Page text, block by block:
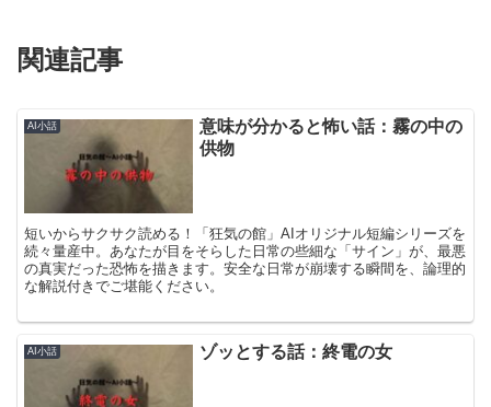
関連記事
AI小話
意味が分かると怖い話：霧の中の
供物
短いからサクサク読める！「狂気の館」AIオリジナル短編シリーズを
続々量産中。あなたが目をそらした日常の些細な「サイン」が、最悪
の真実だった恐怖を描きます。安全な日常が崩壊する瞬間を、論理的
な解説付きでご堪能ください。
AI小話 ゾッとする話：終電の女